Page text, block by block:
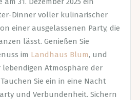
Dinner voller kulinarischer
einer ausgelassenen Party, die
lässt. Genießen Sie
im Landhaus Blum, und
lebendigen Atmosphäre der
Sie ein in eine Nacht
und Verbundenheit. Sichern